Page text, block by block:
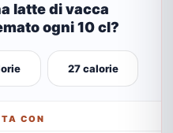
latte di vacca
ogni 10 cl?
27 calorie
CON